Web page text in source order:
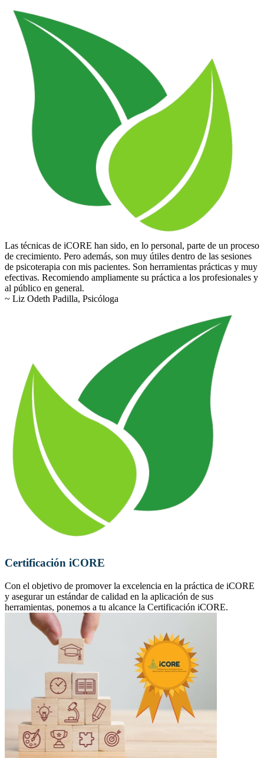
Las técnicas de iCORE han sido, en lo personal, parte de un proceso
de crecimiento. Pero además, son muy útiles dentro de las sesiones
de psicoterapia con mis pacientes. Son herramientas prácticas y muy
efectivas. Recomiendo ampliamente su práctica a los profesionales y
al público en general.
~ Liz Odeth Padilla, Psicóloga
Certificación iCORE
Con el objetivo de promover la excelencia en la práctica de iCORE
y asegurar un estándar de calidad en la aplicación de sus
herramientas, ponemos a tu alcance la Certificación iCORE.